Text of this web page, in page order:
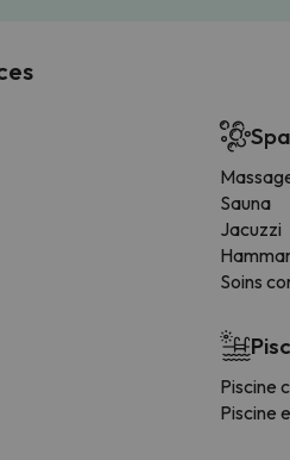
Sauna
Jacuzzi
Soins
Piscine
Piscine